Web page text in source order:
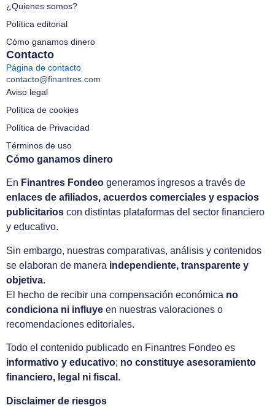
¿Quienes somos?
Política editorial
Cómo ganamos dinero
Contacto
Página de contacto
contacto@finantres.com
Aviso legal
Política de cookies
Política de Privacidad
Términos de uso
Cómo ganamos dinero
En Finantres Fondeo generamos ingresos a través de
enlaces de afiliados, acuerdos comerciales y espacios
publicitarios con distintas plataformas del sector financiero
y educativo.
Sin embargo, nuestras comparativas, análisis y contenidos
se elaboran de manera independiente, transparente y
objetiva.
El hecho de recibir una compensación económica no
condiciona ni influye en nuestras valoraciones o
recomendaciones editoriales.
Todo el contenido publicado en Finantres Fondeo es
informativo y educativo; no constituye asesoramiento
financiero, legal ni fiscal .
Disclaimer de riesgos